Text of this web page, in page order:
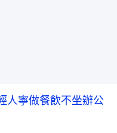
人寧做餐飲不坐辦公